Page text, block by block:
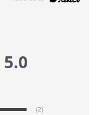
5.0
(2)